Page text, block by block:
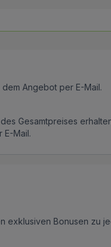
Angebot per E-Mail.
Gesamtpreises
E-Mail.
exklusiven Bonusen zu